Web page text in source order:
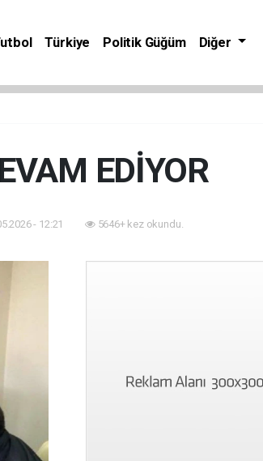
Türkiye Politik Güğüm Diğer
EDİYOR
- 12:21 5646+ kez okundu.